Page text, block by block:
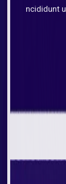
ncididunt